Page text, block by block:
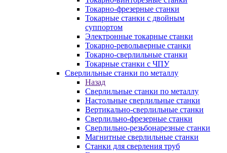
Токарно-фрезерные станки
Токарные станки с двойным
суппортом
Электронные токарные станки
Токарно-револьверные станки
Токарно-сверлильные станки
Токарные станки с ЧПУ
Сверлильные станки по металлу
Назад
Сверлильные станки по металлу
Настольные сверлильные станки
Вертикально-сверлильные станки
Сверлильно-фрезерные станки
Сверлильно-резьбонарезные станки
Магнитные сверлильные станки
Станки для сверления труб